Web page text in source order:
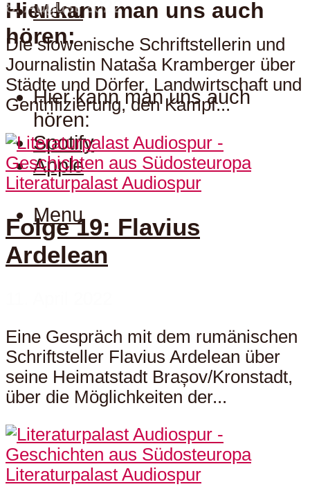
Menu
Hier kann man uns auch
hören:
Hier kann man uns auch
hören:
Spotify
Apple
Menu
8. August 2022
Die slowenische Schriftstellerin und
Journalistin Nataša Kramberger über
Städte und Dörfer, Landwirtschaft und
Gentrifizierung, den Kampf...
Literaturpalast Audiospur
Folge 19: Flavius
Ardelean
Eine Gespräch mit dem rumänischen
Schriftsteller Flavius Ardelean über
seine Heimatstadt Brașov/Kronstadt,
über die Möglichkeiten der...
Literaturpalast Audiospur